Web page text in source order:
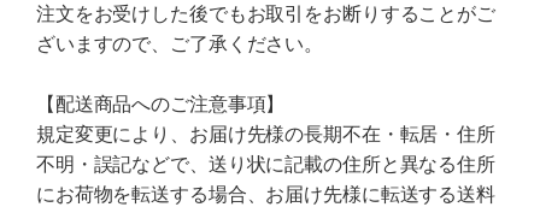
注文をお受けした後でもお取引をお断りすることがご
ざいますので、ご了承ください。
【配送商品へのご注意事項】
規定変更により、お届け先様の長期不在・転居・住所
不明・誤記などで、送り状に記載の住所と異なる住所
にお荷物を転送する場合、お届け先様に転送する送料